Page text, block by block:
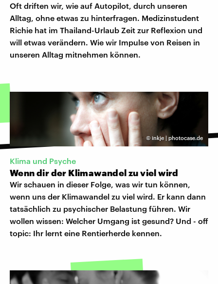
Oft driften wir, wie auf Autopilot, durch unseren
Alltag, ohne etwas zu hinterfragen. Medizinstudent
Richie hat im Thailand-Urlaub Zeit zur Reflexion und
will etwas verändern. Wie wir Impulse von Reisen in
unseren Alltag mitnehmen können.
© inkje | photocase.de
Klima und Psyche
Wenn dir der Klimawandel zu viel wird
Wir schauen in dieser Folge, was wir tun können,
wenn uns der Klimawandel zu viel wird. Er kann dann
tatsächlich zu psychischer Belastung führen. Wir
wollen wissen: Welcher Umgang ist gesund? Und - off
topic: Ihr lernt eine Rentierherde kennen.